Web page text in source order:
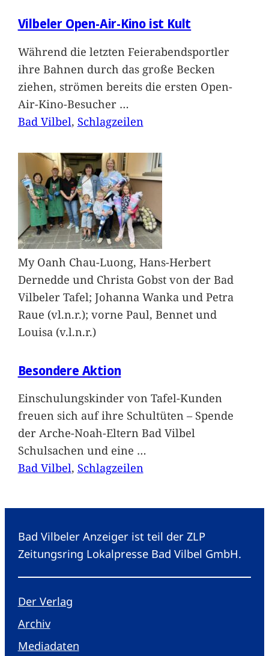
Vilbeler Open-Air-Kino ist Kult
Während die letzten Feierabendsportler
ihre Bahnen durch das große Becken
ziehen, strömen bereits die ersten Open-
Air-Kino-Besucher …
Bad Vilbel, Schlagzeilen
My Oanh Chau-Luong, Hans-Herbert
Dernedde und Christa Gobst von der Bad
Vilbeler Tafel; Johanna Wanka und Petra
Raue (vl.n.r.); vorne Paul, Bennet und
Louisa (v.l.n.r.)
Besondere Aktion
Einschulungskinder von Tafel-Kunden
freuen sich auf ihre Schultüten – Spende
der Arche-Noah-Eltern Bad Vilbel
Schulsachen und eine …
Bad Vilbel, Schlagzeilen
Bad Vilbeler Anzeiger ist teil der ZLP
Zeitungsring Lokalpresse Bad Vilbel GmbH.
Der Verlag
Archiv
Mediadaten